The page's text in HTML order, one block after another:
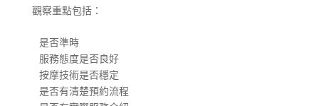
觀察重點包括：
是否準時
服務態度是否良好
按摩技術是否穩定
是否有清楚預約流程